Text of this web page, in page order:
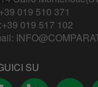
+39 019 510 371
019 517 102
SU